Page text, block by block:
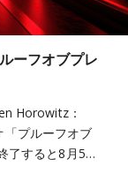
ーフオブプレ
Horowitz：
プルーフオブ
了すると8月5…